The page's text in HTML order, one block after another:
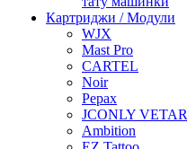
Картриджи / Модули
WJX
Mast Pro
CARTEL
Noir
Pepax
JCONLY VETAR
Ambition